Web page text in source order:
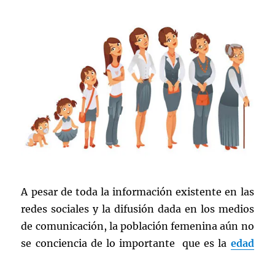
A pesar de toda la información existente en las
redes sociales y la difusión dada en los medios
de comunicación, la población femenina aún no
se conciencia de lo importante que es la edad